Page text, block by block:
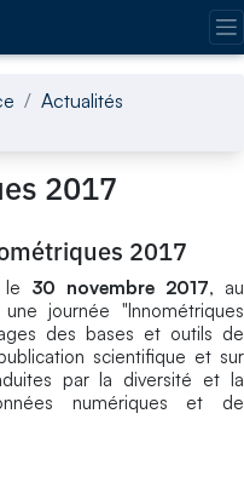
Actualités
2017
2017
le 30 novembre 2017, au
journée "Innométriques
des bases et outils de
scientifique et sur
par la diversité et la
numériques et de